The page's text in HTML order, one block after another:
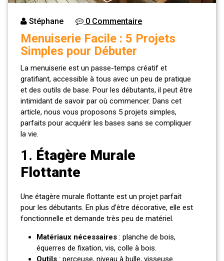
Stéphane 0 Commentaire
Menuiserie Facile : 5 Projets
Simples pour Débuter
La menuiserie est un passe-temps créatif et
gratifiant, accessible à tous avec un peu de pratique
et des outils de base. Pour les débutants, il peut être
intimidant de savoir par où commencer. Dans cet
article, nous vous proposons 5 projets simples,
parfaits pour acquérir les bases sans se compliquer
la vie.
1. Étagère Murale
Flottante
Une étagère murale flottante est un projet parfait
pour les débutants. En plus d’être décorative, elle est
fonctionnelle et demande très peu de matériel.
Matériaux nécessaires : planche de bois,
équerres de fixation, vis, colle à bois.
Outils : perceuse, niveau à bulle, visseuse.